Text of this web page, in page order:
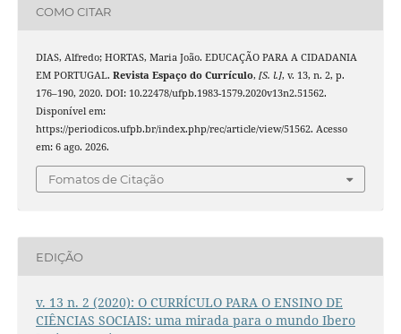
COMO CITAR
DIAS, Alfredo; HORTAS, Maria João. EDUCAÇÃO PARA A CIDADANIA
EM PORTUGAL. Revista Espaço do Currículo, [S. l.], v. 13, n. 2, p.
176–190, 2020. DOI: 10.22478/ufpb.1983-1579.2020v13n2.51562.
Disponível em:
https://periodicos.ufpb.br/index.php/rec/article/view/51562. Acesso
em: 6 ago. 2026.
Fomatos de Citação
EDIÇÃO
v. 13 n. 2 (2020): O CURRÍCULO PARA O ENSINO DE
CIÊNCIAS SOCIAIS: uma mirada para o mundo Ibero